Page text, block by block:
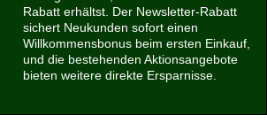
Rabatt erhältst. Der Newsletter-Rabatt
sichert Neukunden sofort einen
Willkommensbonus beim ersten Einkauf,
und die bestehenden Aktionsangebote
bieten weitere direkte Ersparnisse.